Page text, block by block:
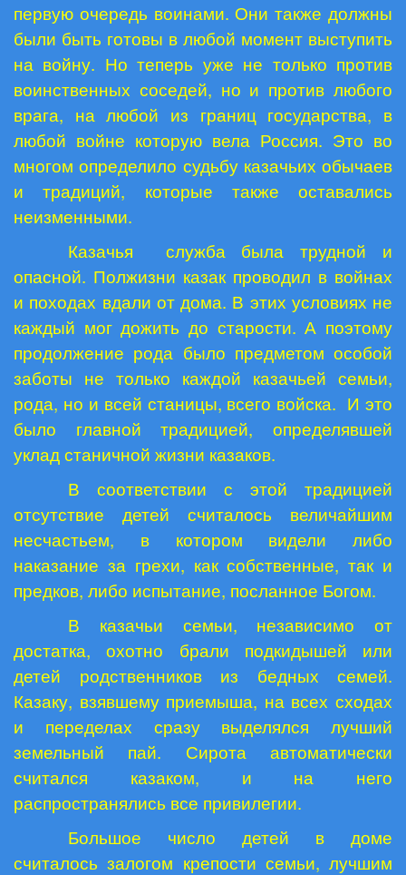
первую очередь воинами. Они также должны
были быть готовы в любой момент выступить
на войну. Но теперь уже не только против
воинственных соседей, но и против любого
врага, на любой из границ государства, в
любой войне которую вела Россия. Это во
многом определило судьбу казачьих обычаев
и традиций, которые также оставались
неизменными.
Казачья
служба была трудной и
опасной. Полжизни казак проводил в войнах
и походах вдали от дома. В этих условиях не
каждый мог дожить до старости. А поэтому
продолжение рода было предметом особой
заботы не только каждой казачьей семьи,
рода, но и всей станицы, всего войска. И это
было главной традицией, определявшей
уклад станичной жизни казаков.
В соответствии с этой традицией
отсутствие детей считалось величайшим
несчастьем, в котором видели либо
наказание за грехи, как собственные, так и
предков, либо испытание, посланное Богом.
В казачьи семьи, независимо от
достатка, охотно брали подкидышей или
детей родственников из бедных семей.
Казаку, взявшему приемыша, на всех сходах
и переделах сразу выделялся лучший
земельный пай. Сирота автоматически
считался казаком, и на него
распространялись все привилегии.
Большое число детей в доме
считалось залогом крепости семьи, лучшим